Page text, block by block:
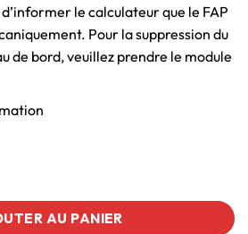
le calculateur que le FAP
Pour la suppression du
de bord, veuillez prendre le module
AU PANIER